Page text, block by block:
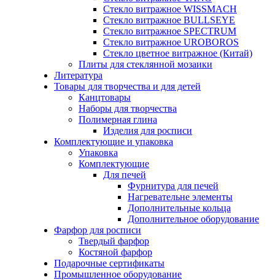
Стекло витражное WISSMACH
Стекло витражное BULLSEYE
Стекло витражное SPECTRUM
Стекло витражное UROBOROS
Стекло цветное витражное (Китай)
Плиты для стеклянной мозаики
Литература
Товары для творчества и для детей
Канцтовары
Наборы для творчества
Полимерная глина
Изделия для росписи
Комплектующие и упаковка
Упаковка
Комплектующие
Для печей
Фурнитура для печей
Нагревательне элементы
Дополнительные кольца
Дополнительное оборудование
Фарфор для росписи
Твердый фарфор
Костяной фарфор
Подарочные сертификаты
Промышленное оборудование